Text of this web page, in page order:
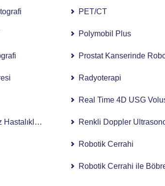
Robotik Cerrahi Kullanımı
PET/CT
Polymobil Plus
Prostat Kanserinde
Radyoterapi
Real Time 4D USG
Renkli Doppler
Robotik Cerrahi
Robotik Cerrahi ile